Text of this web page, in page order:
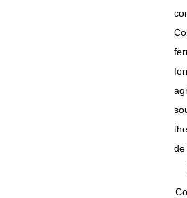
de